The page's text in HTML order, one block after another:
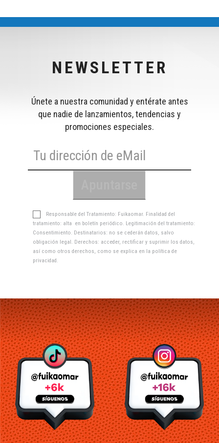
NEWSLETTER
Únete a nuestra comunidad y entérate antes
que nadie de lanzamientos, tendencias y
promociones especiales.
Responsable del Tratamiento: Fuikaomar. Finalidad del
tratamiento: alta en boletín periódico. Legitimación del tratamiento:
Consentimiento. Destinatarios: no se cederán datos, salvo
obligación legal. Derechos: acceder, rectificar y suprimir los datos,
así como otros derechos, como se explica en la política de
privacidad .